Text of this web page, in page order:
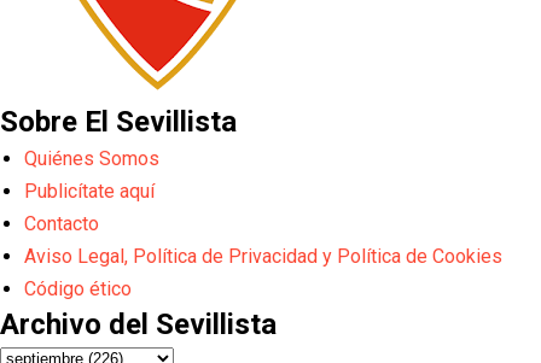
Sobre El Sevillista
Quiénes Somos
Publicítate aquí
Contacto
Aviso Legal, Política de Privacidad y Política de Cookies
Código ético
Archivo del Sevillista